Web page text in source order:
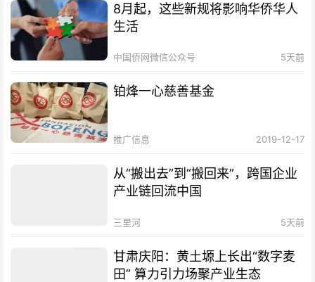
8月起，这些新规将影响华侨华人
生活
中国侨网微信公众号 5天前
铂烽一心慈善基金
推广信息 2019-12-17
从“搬出去”到“搬回来”，跨国企业
产业链回流中国
三里河 5天前
甘肃庆阳：黄土塬上长出“数字麦
田” 算力引力场聚产业生态